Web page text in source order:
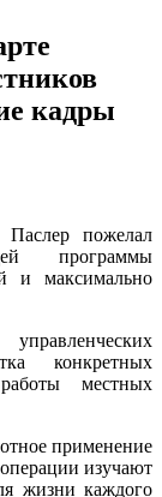
кадры
Паслер пожелал
программы
и максимально
конкретных
местных
применение
изучают
жизни каждого